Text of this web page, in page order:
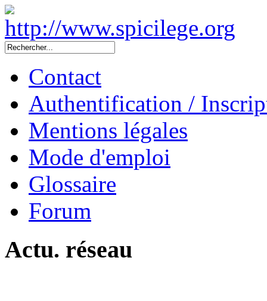
Contact
Authentification /
Mentions légales
Mode d'emploi
Glossaire
Forum
Actu. réseau